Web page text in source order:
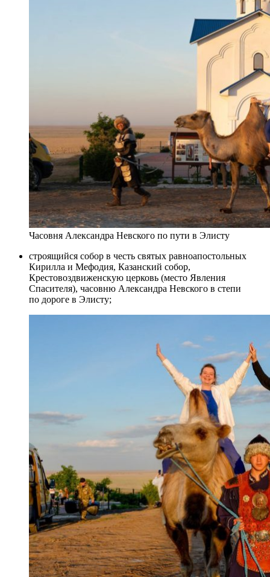
Часовня Александра Невского по пути в Элисту
строящийся собор в честь святых равноапостольных
Кирилла и Мефодия, Казанский собор,
Крестовоздвиженскую церковь (место Явления
Спасителя), часовню Александра Невского в степи
по дороге в Элисту;